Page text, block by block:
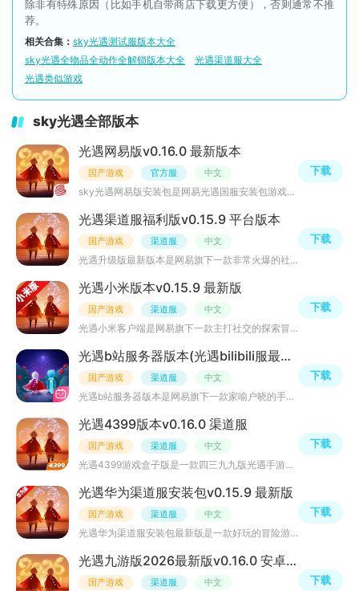
除非有特殊原因（比如手机自带商店下载更方便），否则通常不推
荐。
相关合集： sky光遇测试服版本大全
sky光遇全物品全动作全解锁版本大全
光遇渠道服大全
光遇类似游戏
sky光遇全部版本
光遇网易版v0.16.0 最新版本
国产游戏 官方服 中文
sky光遇网易版安装包是网易光遇国服安装包游戏，这是一款大型精品手游巨著，画风精美，剧情多彩，非常治愈，
下载
光遇渠道服福利版v0.15.9 平台版本
国产游戏 渠道服 中文
光遇升级版最新版本是网易旗下一款非常火爆的社交冒险类游戏，浪漫治愈、轻松休闲，唯美细腻的画风和多样主
下载
光遇小米版本v0.15.9 最新版
国产游戏 渠道服 中文
光遇小米客户端是网易旗下一款主打社交的探索冒险游戏，超大精美地图可自由探索，结识更多游戏好玩，各种神
下载
光遇b站服务器版本(光遇bilibili服最新版本)v0.16.0 安卓版
国产游戏 渠道服 中文
光遇b站服务器版本是网易旗下一款家喻户晓的手机游戏，b站服光遇拥有众多趣味性玩法，玩家可以登录自己的b站
下载
光遇4399版本v0.16.0 渠道服
国产游戏 渠道服 中文
光遇4399游戏盒子版是一款四三九九版光遇手游，渠道服玩法更加丰富，玩家可体验各种浪漫主义冒险游戏元素，
下载
光遇华为渠道服安装包v0.15.9 最新版
国产游戏 渠道服 中文
光遇华为渠道服安装包最新版是一款好玩的冒险游戏，主打陌生人社交，治愈系的画风是游戏的最大亮点，游戏整
下载
光遇九游版2026最新版v0.16.0 安卓版
国产游戏 渠道服 中文 下载